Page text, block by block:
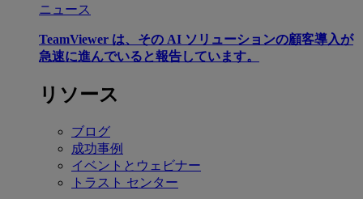
ニュース
TeamViewer は、その AI ソリューションの顧客導入が
急速に進んでいると報告しています。
リソース
ブログ
成功事例
イベントとウェビナー
トラスト センター